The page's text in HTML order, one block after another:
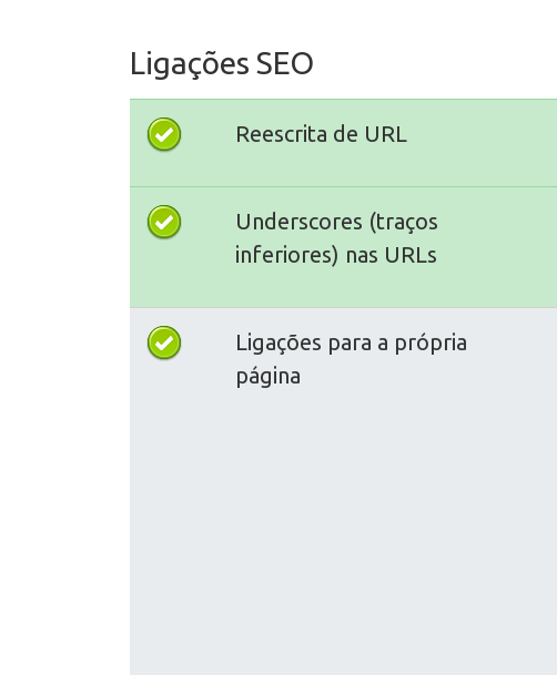
Ligações SEO
Reescrita de URL
Underscores (traços
inferiores) nas URLs
Ligações para a própria
página